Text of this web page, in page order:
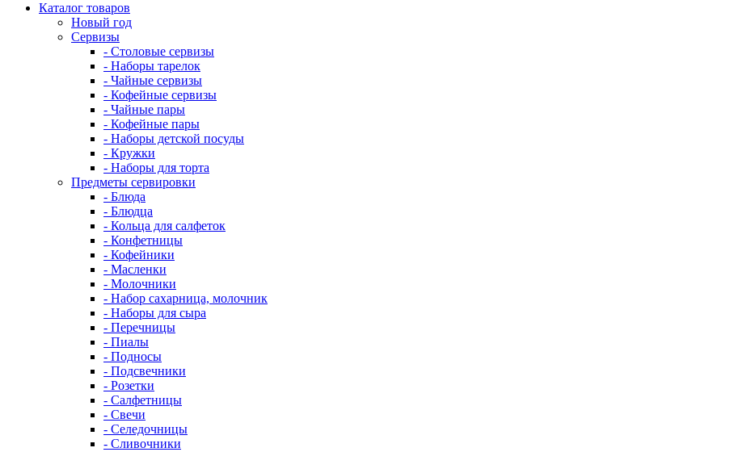
Каталог товаров
Новый год
Сервизы
- Столовые сервизы
- Наборы тарелок
- Чайные сервизы
- Кофейные сервизы
- Чайные пары
- Кофейные пары
- Наборы детской посуды
- Кружки
- Наборы для торта
Предметы сервировки
- Блюда
- Блюдца
- Кольца для салфеток
- Конфетницы
- Кофейники
- Масленки
- Молочники
- Набор сахарница, молочник
- Наборы для сыра
- Перечницы
- Пиалы
- Подносы
- Подсвечники
- Розетки
- Салфетницы
- Свечи
- Селедочницы
- Сливочники